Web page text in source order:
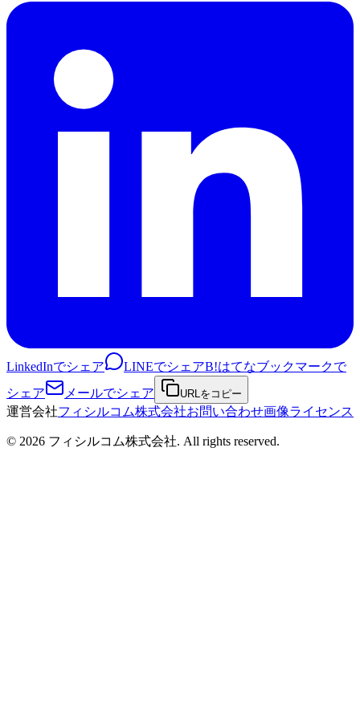
LinkedInでシェア LINEでシェアB!はてなブックマークで
シェア
メールでシェア URLをコピー
運営会社フィシルコム株式会社お問い合わせ画像ライセンス
© 2026 フィシルコム株式会社. All rights reserved.